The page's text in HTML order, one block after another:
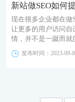
新站做SEO如何
现在很多企业都在做
让更多的用户访问自
情，并不是一蹴而
发布时间：2023-09-